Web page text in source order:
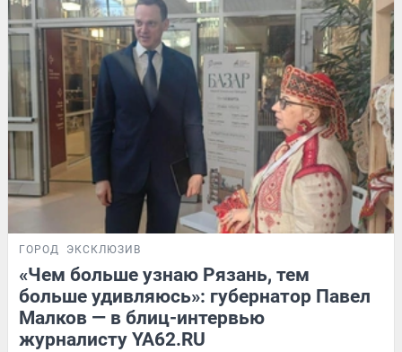
ГОРОД ЭКСКЛЮЗИВ
«Чем больше узнаю Рязань, тем
больше удивляюсь»: губернатор Павел
Малков — в блиц-интервью
журналисту YA62.RU